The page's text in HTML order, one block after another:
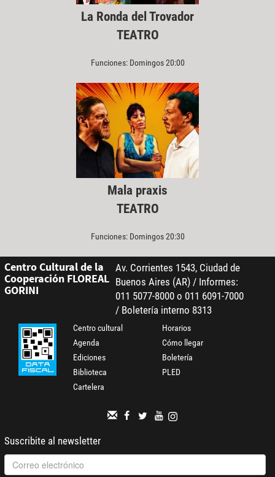
La Ronda del Trovador
TEATRO
Funciones: Domingos 20:00
Mala praxis
TEATRO
Funciones: Domingos 20:30
Centro Cultural de la
Cooperación FLOREAL
GORINI
Av. Corrientes 1543, Ciudad de
Buenos Aires (AR) / Informes:
011 5077-8000 o 011 6091-7000
/ Boletería interno 8313
Centro cultural
Agenda
Ediciones
Biblioteca
Cartelera
Horarios
Cómo llegar
Boletería
PLED
Suscribite al newsletter